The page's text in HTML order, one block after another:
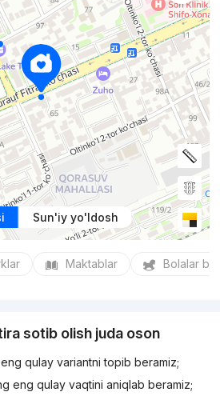
Sun'iy yo'ldosh
Maktablar Bolalar
sotib olish juda oson
qulay variantni topib beramiz;
eng qulay vaqtini aniqlab beramiz;